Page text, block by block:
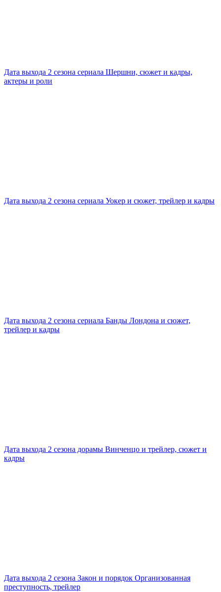
Дата выхода 2 сезона сериала Шершни, сюжет и кадры,
актеры и роли
Дата выхода 2 сезона сериала Уокер и сюжет, трейлер и кадры
Дата выхода 2 сезона сериала Банды Лондона и сюжет,
трейлер и кадры
Дата выхода 2 сезона дорамы Винченцо и трейлер, сюжет и
кадры
Дата выхода 2 сезона Закон и порядок Организованная
преступность, трейлер